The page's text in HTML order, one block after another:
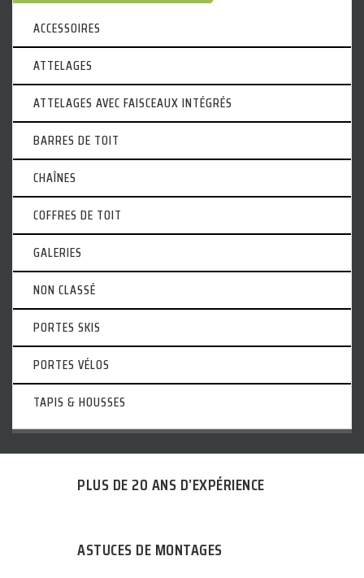
ACCESSOIRES
ATTELAGES
ATTELAGES AVEC FAISCEAUX INTÉGRÉS
BARRES DE TOIT
CHAÎNES
COFFRES DE TOIT
GALERIES
NON CLASSÉ
PORTES SKIS
PORTES VÉLOS
TAPIS & HOUSSES
PLUS DE 20 ANS D’EXPÉRIENCE
ASTUCES DE MONTAGES